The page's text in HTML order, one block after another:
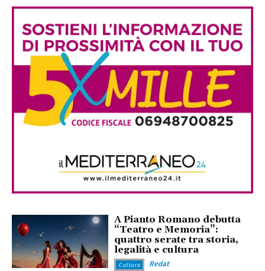
A Pianto Romano debutta
“Teatro e Memoria”:
quattro serate tra storia,
legalità e cultura
Cultura Redat